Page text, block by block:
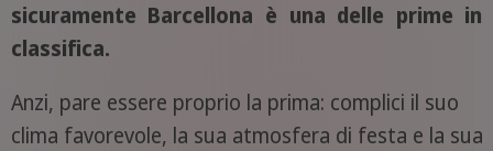
sicuramente Barcellona è una delle prime in
classifica.
Anzi, pare essere proprio la prima: complici il suo
clima favorevole, la sua atmosfera di festa e la sua